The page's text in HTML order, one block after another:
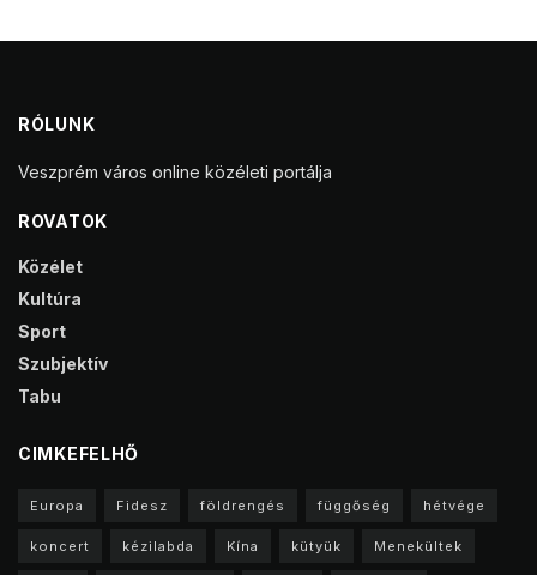
RÓLUNK
Veszprém város online közéleti portálja
ROVATOK
Közélet
Kultúra
Sport
Szubjektív
Tabu
CIMKEFELHŐ
Europa Fidesz földrengés függőség hétvége
koncert kézilabda Kína kütyük Menekültek